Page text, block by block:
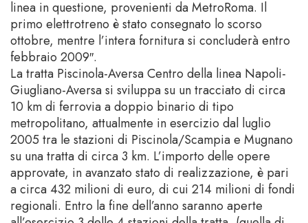
linea in questione, provenienti da MetroRoma. Il
primo elettrotreno è stato consegnato lo scorso
ottobre, mentre l’intera fornitura si concluderà entro
febbraio 2009″.
La tratta Piscinola-Aversa Centro della linea Napoli-
Giugliano-Aversa si sviluppa su un tracciato di circa
10 km di ferrovia a doppio binario di tipo
metropolitano, attualmente in esercizio dal luglio
2005 tra le stazioni di Piscinola/Scampia e Mugnano
su una tratta di circa 3 km. L’importo delle opere
approvate, in avanzato stato di realizzazione, è pari
a circa 432 milioni di euro, di cui 214 milioni di fondi
regionali. Entro la fine dell’anno saranno aperte